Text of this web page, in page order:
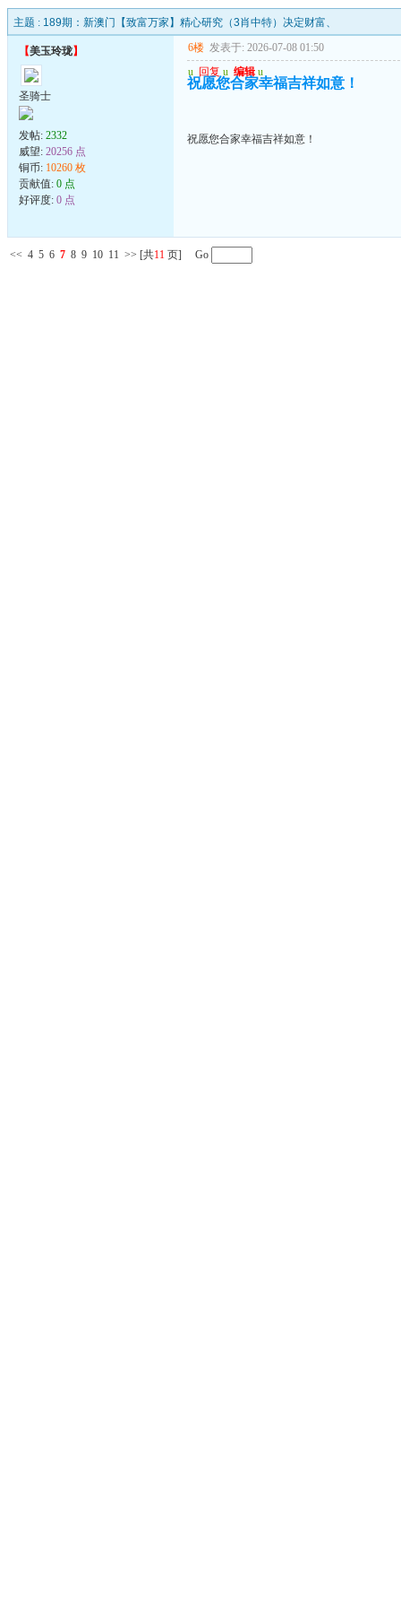
主题 : 189期：新澳门【致富万家】精心研究（3肖中特）决定财富、
【美玉玲珑】
圣骑士
发帖: 2332
威望: 20256 点
铜币: 10260 枚
贡献值: 0 点
好评度: 0 点
6楼 发表于: 2026-07-08 01:50
u 回复 u 编辑 u
祝愿您合家幸福吉祥如意！
祝愿您合家幸福吉祥如意！
<< 4 5 6 7 8 9 10 11 >> [共11 页] Go